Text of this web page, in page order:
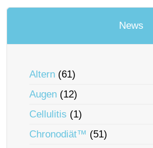
News
Altern (61)
Augen (12)
Cellulitis (1)
Chronodiät™ (51)